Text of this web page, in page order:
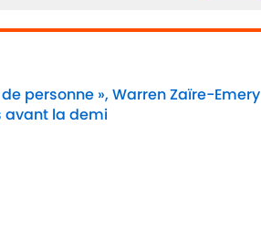
personne », Warren Zaïre-Emery
avant la demi